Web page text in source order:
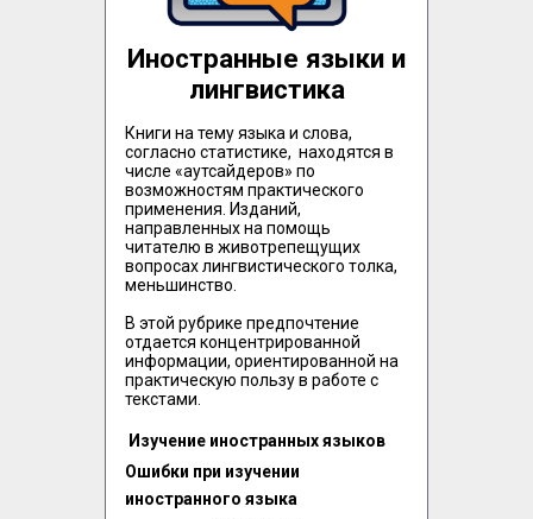
Иностранные языки и
лингвистика
Книги на тему языка и слова,
согласно статистике,  находятся в
числе «аутсайдеров» по
возможностям практического
применения. Изданий,
направленных на помощь
читателю в животрепещущих
вопросах лингвистического толка,
меньшинство.
В этой рубрике предпочтение
отдается концентрированной
информации, ориентированной на
практическую пользу в работе с
текстами.
Изучение иностранных языков
Ошибки при изучении
иностранного языка